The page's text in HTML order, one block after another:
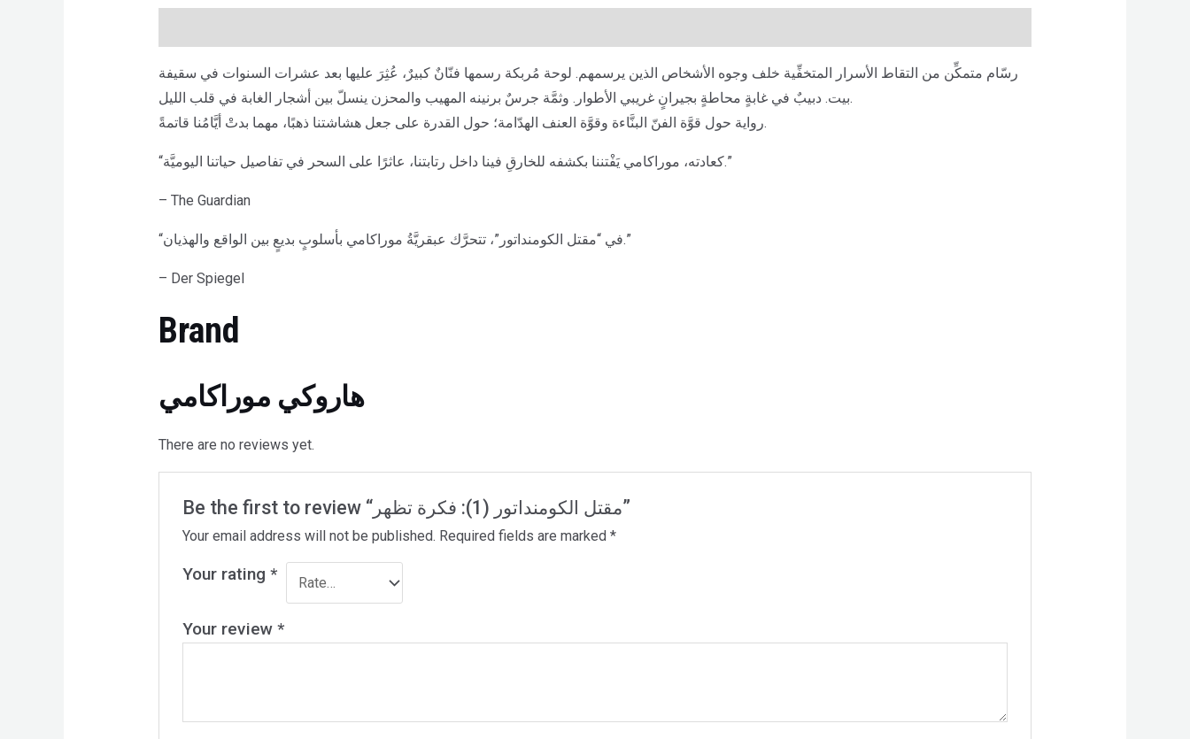
رسّام متمكِّن من التقاط الأسرار المتخفِّية خلف وجوه الأشخاص الذين يرسمهم. لوحة مُربكة رسمها فنّانٌ كبيرٌ، عُثِرَ عليها بعد عشرات السنوات في سقيفة
بيت. دبيبٌ في غابةٍ محاطةٍ بجيرانٍ غريبي الأطوار. وثمَّة جرسٌ برنينه المهيب والمحزن ينسلّ بين أشجار الغابة في قلب الليل.
رواية حول قوَّة الفنّ البنَّاءة وقوَّة العنف الهدّامة؛ حول القدرة على جعل هشاشتنا ذهبًا، مهما بدتْ أيَّامُنا قاتمةً.
“كعادته، موراكامي يَفْتننا بكشفه للخارقِ فينا داخل رتابتنا، عاثرًا على السحر في تفاصيل حياتنا اليوميَّة.”
– The Guardian
“في “مقتل الكومنداتور”، تتحرَّك عبقريَّةُ موراكامي بأسلوبٍ بديعٍ بين الواقع والهذيان.”
– Der Spiegel
Brand
هاروكي موراكامي
There are no reviews yet.
Be the first to review “مقتل الكومنداتور (1): فكرة تظهر”
Your email address will not be published. Required fields are marked*
Your rating*
Your review*